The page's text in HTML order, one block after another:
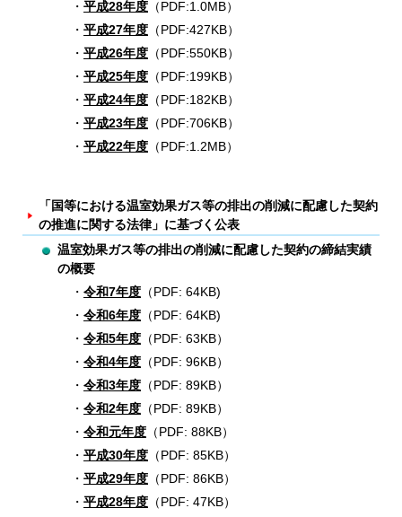
平成28年度 （PDF:1.0MB）
平成27年度 （PDF:427KB）
平成26年度 （PDF:550KB）
平成25年度 （PDF:199KB）
平成24年度 （PDF:182KB）
平成23年度 （PDF:706KB）
平成22年度 （PDF:1.2MB）
「国等における温室効果ガス等の排出の削減に配慮した契約
の推進に関する法律」に基づく公表
温室効果ガス等の排出の削減に配慮した契約の締結実績
の概要
令和7年度 （PDF: 64KB)
令和6年度 （PDF: 64KB)
令和5年度 （PDF: 63KB）
令和4年度 （PDF: 96KB）
令和3年度 （PDF: 89KB）
令和2年度 （PDF: 89KB）
令和元年度 （PDF: 88KB）
平成30年度 （PDF: 85KB）
平成29年度 （PDF: 86KB）
平成28年度 （PDF: 47KB）